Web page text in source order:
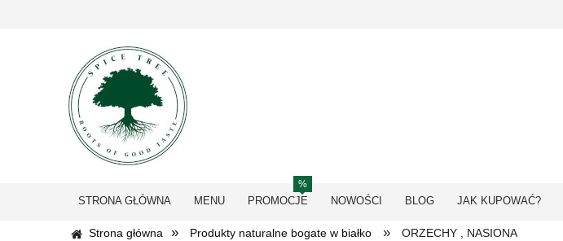
STRONA GŁÓWNA MENU PROMOCJE NOWOŚCI BLOG JAK KUPOWAĆ?
Strona główna » Produkty naturalne bogate w białko » ORZECHY , NASIONA